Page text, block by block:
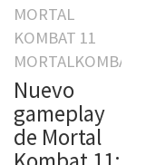
MORTAL
KOMBAT 11
Nuevo
gameplay
de Mortal